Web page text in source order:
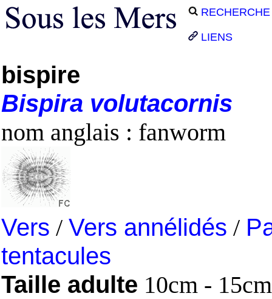
RECHERCHE
LIENS
bispire
Bispira volutacornis
nom anglais : fanworm
Vers / Vers annélidés /
tentacules
Taille adulte 10cm - 15cm